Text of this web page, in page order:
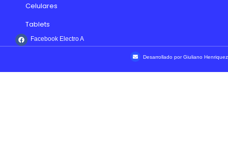
Celulares
Tablets
Facebook Electro A
Desarrollado por Giuliano Henriquez